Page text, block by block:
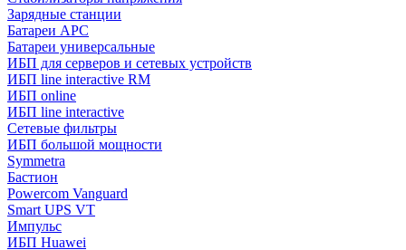
Зарядные станции
Батареи APC
Батареи универсальные
ИБП для серверов и сетевых устройств
ИБП line interactive RM
ИБП online
ИБП linе interactive
Сетевые фильтры
ИБП большой мощности
Symmetra
Бастион
Powercom Vanguard
Smart UPS VT
Импульс
ИБП Huawei